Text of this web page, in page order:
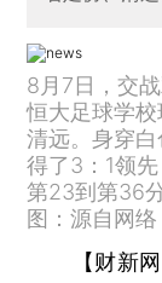
8月7日，交
恒大足球学
清远。身穿
得了3：1领
第23到第36
图：源自网络
【财新网